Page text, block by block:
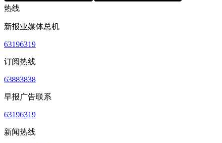
热线
新报业媒体总机
63196319
订阅热线
63883838
早报广告联系
63196319
新闻热线